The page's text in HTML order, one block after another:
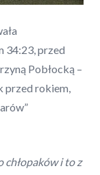
34:23, przed
Pobłocką –
przed rokiem,
chłopaków i to z